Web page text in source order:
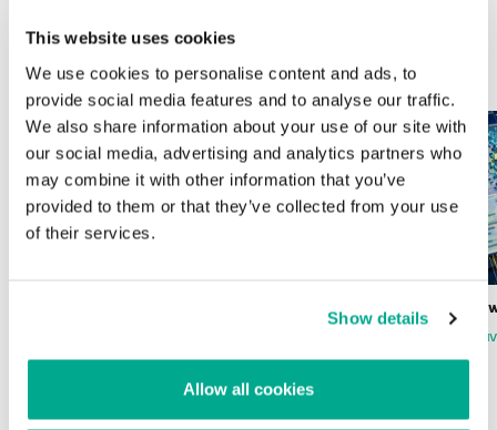
This website uses cookies
We use cookies to personalise content and ads, to
provide social media features and to analyse our traffic.
We also share information about your use of our site with
our social media, advertising and analytics partners who
may combine it with other information that you’ve
provided to them or that they’ve collected from your use
of their services.
Show details
Allow all cookies
ÚLTIMAS PUBLICACIONES
ISABEL MANJARREZ
Estado del
MARC
DARYA GORODILOVA